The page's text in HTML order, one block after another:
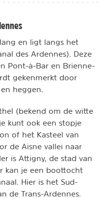
en ligt langs het
des Ardennes). Deze
Pont-à-Bar en Brienne-
gekenmerkt door
heggen.
(bekend om de witte
kunt ook een stopje
of het Kasteel van
de Aisne vallei naar
is Attigny, de stad van
kan je een boottocht
Hier is het Sud-
de Trans-Ardennes.